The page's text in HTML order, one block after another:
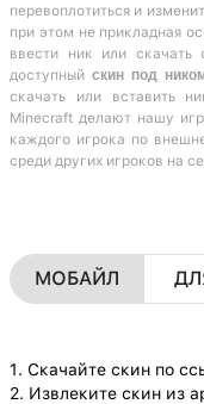
перевоплотиться и
при этом не прикладная
ввести ник или скачать
доступный скин под
скачать или вставить
Minecraft делают нашу
каждого игрока по
среди других игроков на
МОБАЙЛ
1. Скачайте скин по
2. Извлеките скин из